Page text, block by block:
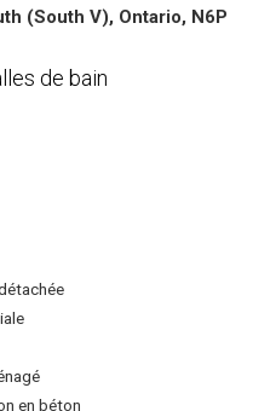
(South V), Ontario, N6P
de bain
en béton